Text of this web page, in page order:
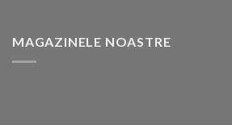
MAGAZINELE NOASTRE